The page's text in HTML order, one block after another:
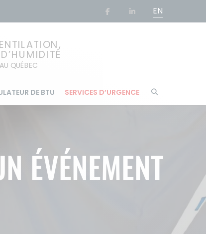
EN
QUÉBEC
DE BTU SERVICES D’URGENCE
ÉVÉNEMENT